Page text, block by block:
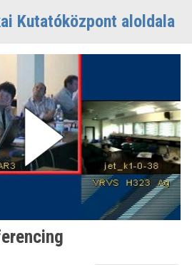
Kutatóközpont aloldala